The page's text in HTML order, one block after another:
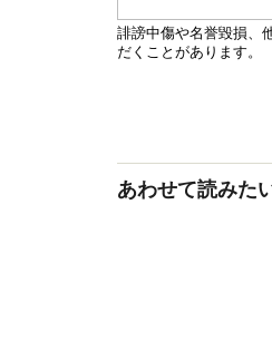
あわせて読みた